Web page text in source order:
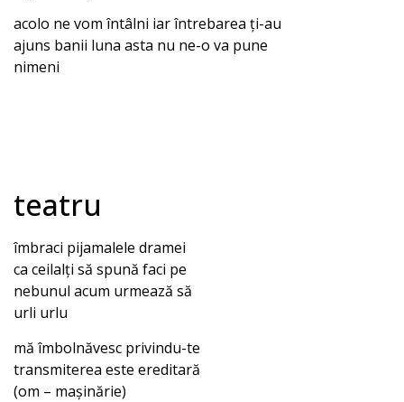
acolo ne vom întâlni iar întrebarea ți-au
ajuns banii luna asta nu ne-o va pune
nimeni
teatru
îmbraci pijamalele dramei
ca ceilalți să spună faci pe
nebunul acum urmează să
urli urlu
mă îmbolnăvesc privindu-te
transmiterea este ereditară
(om – mașinărie)